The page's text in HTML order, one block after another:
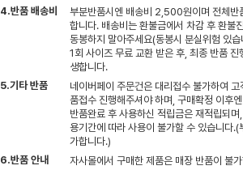
4.반품 배송비
부분반품시엔 배송비 2,500원이며 전체
합니다. 배송비는 환불금에서 차감 후 환불
동봉하지 말아주세요(동봉시 분실위험 있습
1회 사이즈 무료 교환 받은 후, 최종 반품
생합니다.
5.기타 반품
네이버페이 주문건은 대리접수 불가하여
품접수 진행해주셔야 하며, 구매확정 이후
반품완료 후 사용하신 적립금은 재적립되
용기간에 따라 사용이 불가할 수 있습니다
가합니다.)
6.반품 안내
자사몰에서 구매한 제품은 매장 반품이 불